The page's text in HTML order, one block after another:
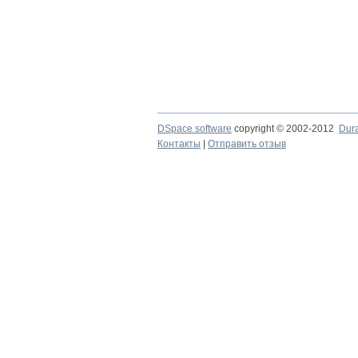
DSpace software copyright © 2002-2012
Контакты
Отправить отзыв